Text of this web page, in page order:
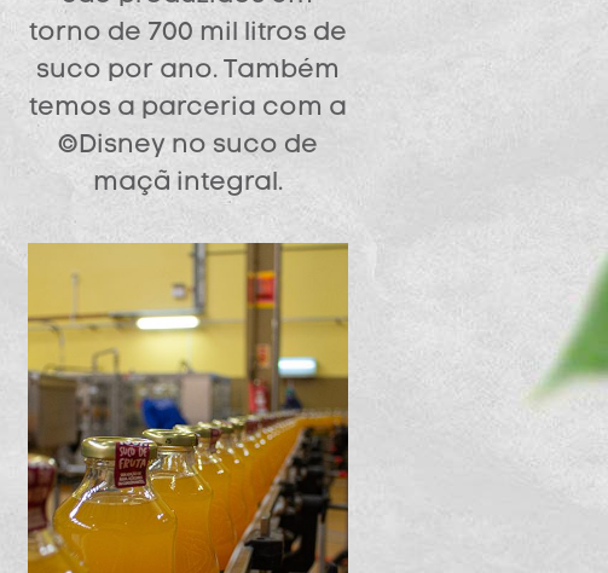
torno de 700 mil litros de
suco por ano. Também
temos a parceria com a
©Disney no suco de
maçã integral.